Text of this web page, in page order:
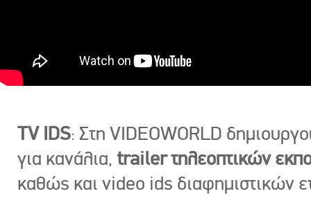
TV IDS: Στη VIDEOWORLD
για κανάλια, trailer τηλεοπτικών
καθώς και video ids διαφημιστικών